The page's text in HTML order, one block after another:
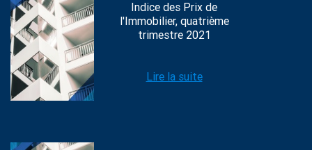
Indice des Prix de
l'Immobilier, quatrième
trimestre 2021
Lire la suite